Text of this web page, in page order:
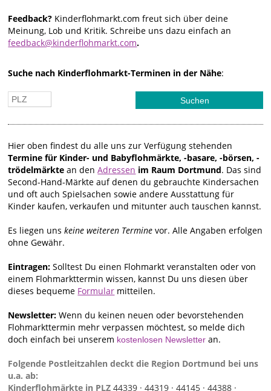
Feedback? Kinderflohmarkt.com freut sich über deine
Meinung, Lob und Kritik. Schreibe uns dazu einfach an
feedback@kinderflohmarkt.com.
Suche nach Kinderflohmarkt-Terminen in der Nähe:
Hier oben findest du alle uns zur Verfügung stehenden
Termine für Kinder- und Babyflohmärkte, -basare, -börsen, -
trödelmärkte an denAdressen im Raum Dortmund. Das sind
Second-Hand-Märkte auf denen du gebrauchte Kindersachen
und oft auch Spielsachen sowie andere Ausstattung für
Kinder kaufen, verkaufen und mitunter auch tauschen kannst.
Es liegen unskeine weiteren Termine vor. Alle Angaben erfolgen
ohne Gewähr.
Eintragen:Solltest Du einen Flohmarkt veranstalten oder von
einem Flohmarkttermin wissen, kannst Du uns diesen über
dieses bequeme Formular mitteilen.
Newsletter: Wenn du keinen neuen oder bevorstehenden
Flohmarkttermin mehr verpassen möchtest, so melde dich
doch einfach bei unserem kostenlosen Newsletter an.
Folgende Postleitzahlen deckt die Region Dortmund bei uns
u.a. ab:
Kinderflohmärkte in PLZ44339 ·44319 ·44145 ·44388 ·